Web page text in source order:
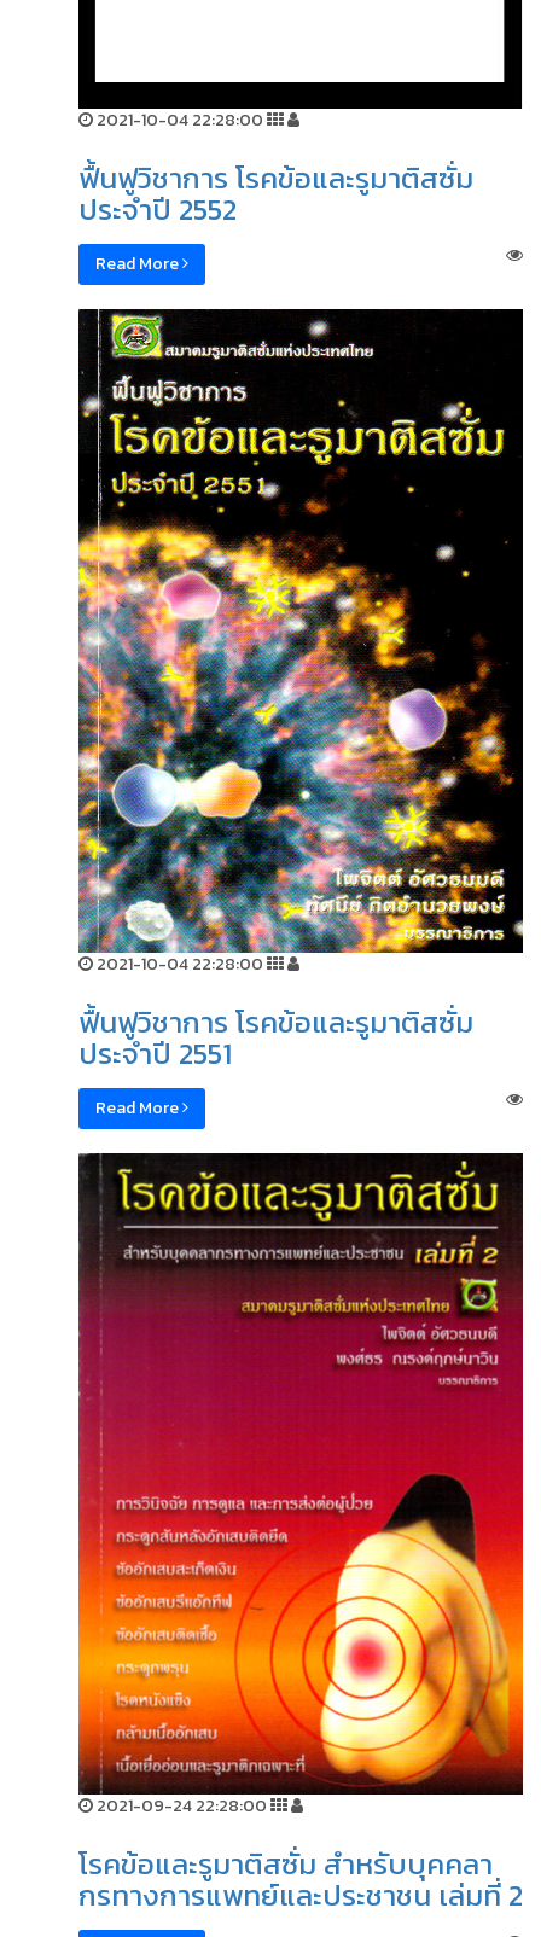
2021-10-04 22:28:00
ฟื้นฟูวิชาการ โรคข้อและรูมาติสซั่ม
ประจำปี 2552
Read More
2021-10-04 22:28:00
ฟื้นฟูวิชาการ โรคข้อและรูมาติสซั่ม
ประจำปี 2551
Read More
2021-09-24 22:28:00
โรคข้อและรูมาติสซั่ม สำหรับบุคคลา
กรทางการแพทย์และประชาชน เล่มที่ 2